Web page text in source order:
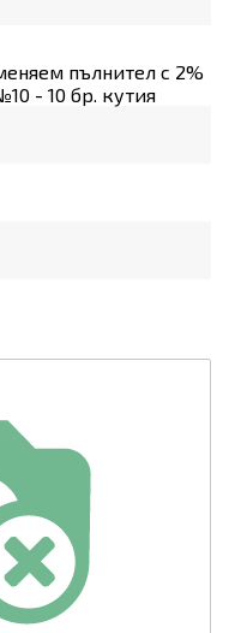
пълнител с 2%
- 10 бр. кутия